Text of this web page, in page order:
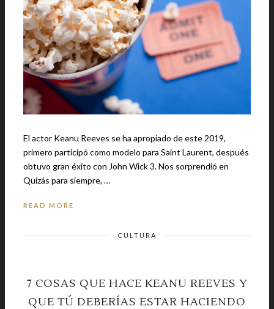
El actor Keanu Reeves se ha apropiado de este 2019,
primero participó como modelo para Saint Laurent, después
obtuvo gran éxito con John Wick 3. Nos sorprendió en
Quizás para siempre, …
READ MORE
CULTURA
7 COSAS QUE HACE KEANU REEVES Y
QUE TÚ DEBERÍAS ESTAR HACIENDO